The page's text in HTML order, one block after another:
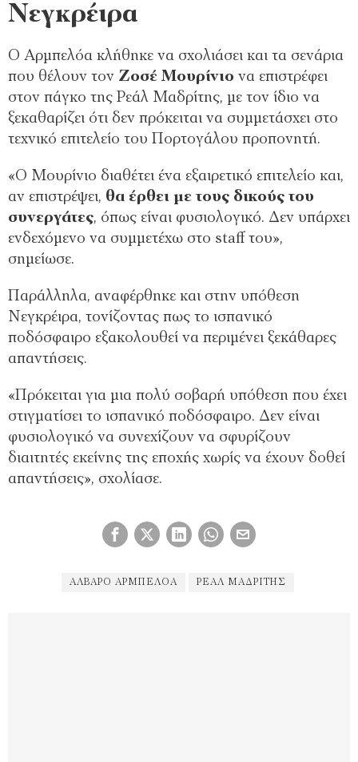
Νεγκρέιρα
Ο Αρμπελόα κλήθηκε να σχολιάσει και τα σενάρια
που θέλουν τον Ζοσέ Μουρίνιο να επιστρέφει
στον πάγκο της Ρεάλ Μαδρίτης, με τον ίδιο να
ξεκαθαρίζει ότι δεν πρόκειται να συμμετάσχει στο
τεχνικό επιτελείο του Πορτογάλου προπονητή.
«Ο Μουρίνιο διαθέτει ένα εξαιρετικό επιτελείο και,
αν επιστρέψει, θα έρθει με τους δικούς του
συνεργάτες, όπως είναι φυσιολογικό. Δεν υπάρχει
ενδεχόμενο να συμμετέχω στο staff του»,
σημείωσε.
Παράλληλα, αναφέρθηκε και στην υπόθεση
Νεγκρέιρα, τονίζοντας πως το ισπανικό
ποδόσφαιρο εξακολουθεί να περιμένει ξεκάθαρες
απαντήσεις.
«Πρόκειται για μια πολύ σοβαρή υπόθεση που έχει
στιγματίσει το ισπανικό ποδόσφαιρο. Δεν είναι
φυσιολογικό να συνεχίζουν να σφυρίζουν
διαιτητές εκείνης της εποχής χωρίς να έχουν δοθεί
απαντήσεις», σχολίασε.
ΆΛΒΑΡΟ ΑΡΜΠΕΛΌΑ ΡΕΆΛ ΜΑΔΡΊΤΗΣ